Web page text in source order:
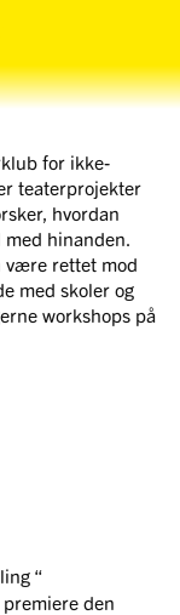
for ikke-
teaterprojekter
hvordan
hinanden.
være rettet mod
med skoler og
workshops på
“
premiere den